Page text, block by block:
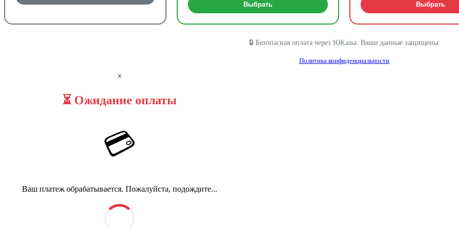
Выбрать Выбрать
🔒 Безопасная оплата через ЮKassa. Ваши данные защищены.
Политика конфиденциальности
×
⏳ Ожидание оплаты
💳
Ваш платеж обрабатывается. Пожалуйста, подождите...